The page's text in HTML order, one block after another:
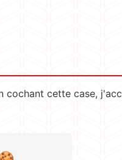
cochant cette case,